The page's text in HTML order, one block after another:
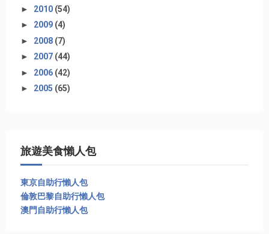
► 2010 (54)
► 2009 (4)
► 2008 (7)
► 2007 (44)
► 2006 (42)
► 2005 (65)
旅遊美食懶人包
東京自助行懶人包
倫敦巴黎自助行懶人包
澳門自助行懶人包